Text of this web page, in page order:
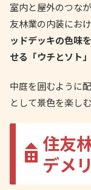
室内と屋外のつな
友林業の内装にお
ッドデッキの色味
せる「ウチとソト
中庭を囲むように
として景色を楽し
住友
デメ